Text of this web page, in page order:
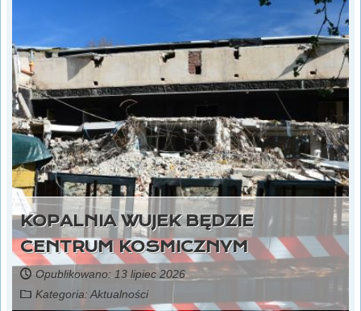
KOPALNIA WUJEK BĘDZIE
CENTRUM KOSMICZNYM
Opublikowano: 13 lipiec 2026
Kategoria:Aktualności